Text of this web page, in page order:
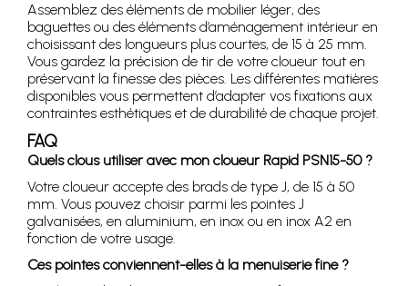
Assemblez des éléments de mobilier léger, des
baguettes ou des éléments d’aménagement intérieur en
choisissant des longueurs plus courtes, de 15 à 25 mm.
Vous gardez la précision de tir de votre cloueur tout en
préservant la finesse des pièces. Les différentes matières
disponibles vous permettent d’adapter vos fixations aux
contraintes esthétiques et de durabilité de chaque projet.
FAQ
Quels clous utiliser avec mon cloueur Rapid PSN15-50 ?
Votre cloueur accepte des brads de type J, de 15 à 50
mm. Vous pouvez choisir parmi les pointes J
galvanisées, en aluminium, en inox ou en inox A2 en
fonction de votre usage.
Ces pointes conviennent-elles à la menuiserie fine ?